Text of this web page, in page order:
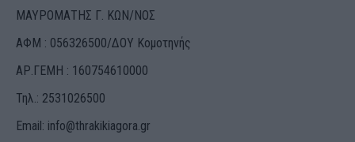
ΜΑΥΡΟΜΑΤΗΣ Γ. ΚΩΝ/ΝΟΣ
ΑΦΜ : 056326500/ΔOΥ Κομοτηνής
ΑΡ.ΓΕΜΗ : 160754610000
Τηλ.: 2531026500
Email: info@thrakikiagora.gr